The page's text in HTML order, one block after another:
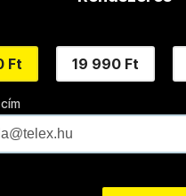
Ft 19 990 Ft